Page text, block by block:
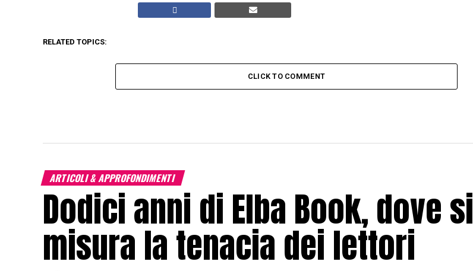
RELATED TOPICS:
CLICK TO COMMENT
ARTICOLI & APPROFONDIMENTI
Dodici anni di Elba Book, dove si
misura la tenacia dei lettori